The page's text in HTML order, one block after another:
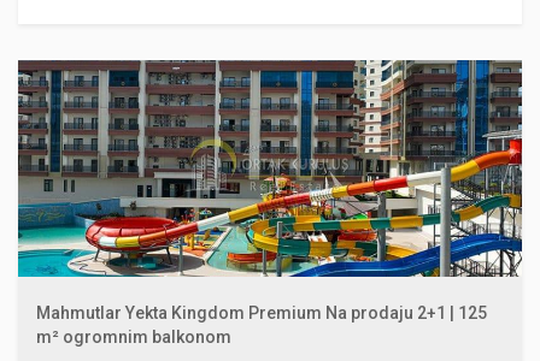
Mahmutlar Yekta Kingdom Premium Na prodaju 2+1 | 125
m² ogromnim balkonom